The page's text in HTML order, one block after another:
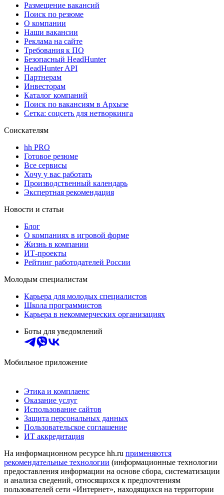
Размещение вакансий
Поиск по резюме
О компании
Наши вакансии
Реклама на сайте
Требования к ПО
Безопасный HeadHunter
HeadHunter API
Партнерам
Инвесторам
Каталог компаний
Поиск по вакансиям в Архызе
Сетка: соцсеть для нетворкинга
Соискателям
hh PRO
Готовое резюме
Все сервисы
Хочу у вас работать
Производственный календарь
Экспертная рекомендация
Новости и статьи
Блог
О компаниях в игровой форме
Жизнь в компании
ИТ-проекты
Рейтинг работодателей России
Молодым специалистам
Карьера для молодых специалистов
Школа программистов
Карьера в некоммерческих организациях
Боты для уведомлений
Мобильное приложение
Этика и комплаенс
Оказание услуг
Использование сайтов
Защита персональных данных
Пользовательское соглашение
ИТ аккредитация
На информационном ресурсе hh.ru применяются
рекомендательные технологии (информационные технологии
предоставления информации на основе сбора, систематизации
и анализа сведений, относящихся к предпочтениям
пользователей сети «Интернет», находящихся на территории